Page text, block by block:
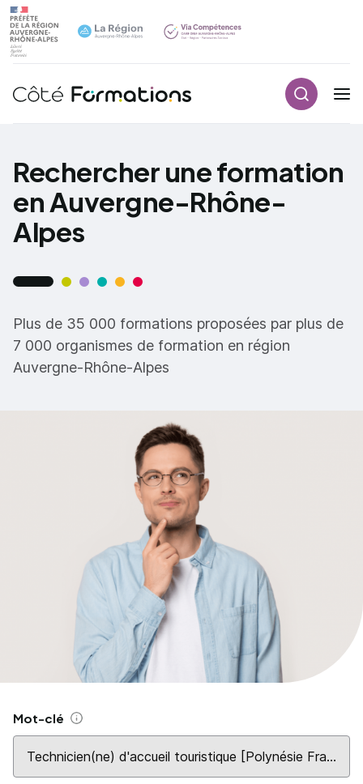
Navigation principale
Rechercher une formation
en Auvergne-Rhône-
Alpes
Plus de 35 000 formations proposées par plus de
7 000 organismes de formation en région
Auvergne-Rhône-Alpes
Mot-clé Aide